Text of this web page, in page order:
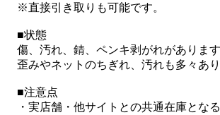
※直接引き取りも可能です。
■状態
傷、汚れ、錆、ペンキ剥がれがあります
歪みやネットのちぎれ、汚れも多々あり
■注意点
・実店舗・他サイトとの共通在庫とな